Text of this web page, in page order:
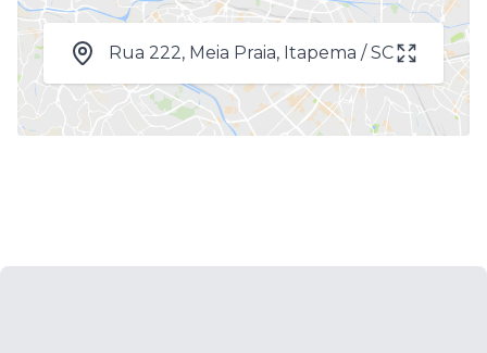
Rua 222, Meia Praia, Itapema / SC